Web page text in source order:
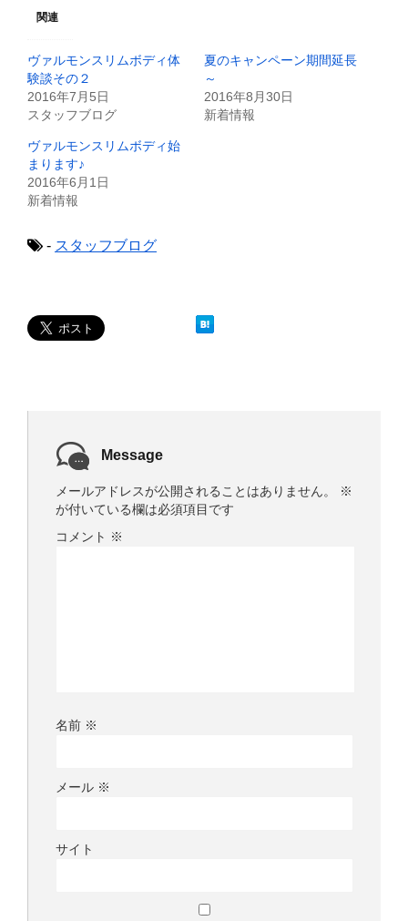
i
r
で
共
有
(
新
い
ウ
ィ
ン
ド
ウ
き
ま
る
に
は
ク
リ
ッ
し
だ
し
い
で
開
関連
ヴァルモンスリムボディ体
験談その２
2016年7月5日
スタッフブログ
夏のキャンペーン期間延長
～
2016年8月30日
新着情報
ヴァルモンスリムボディ始
まります♪
2016年6月1日
新着情報
- スタッフブログ
Message
メールアドレスが公開されることはありません。
※
が付いている欄は必須項目です
コメント ※
名前 ※
メール ※
サイト